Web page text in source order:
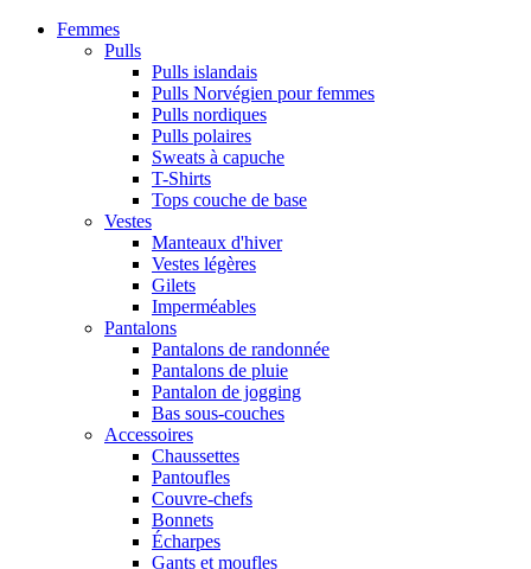
Femmes
Pulls
Pulls islandais
Pulls Norvégien pour femmes
Pulls nordiques
Pulls polaires
Sweats à capuche
T-Shirts
Tops couche de base
Vestes
Manteaux d'hiver
Vestes légères
Gilets
Imperméables
Pantalons
Pantalons de randonnée
Pantalons de pluie
Pantalon de jogging
Bas sous-couches
Accessoires
Chaussettes
Pantoufles
Couvre-chefs
Bonnets
Écharpes
Gants et moufles